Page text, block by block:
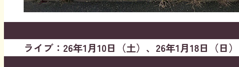
ライブ：26年1月10日（土）、26年1月18日（日）